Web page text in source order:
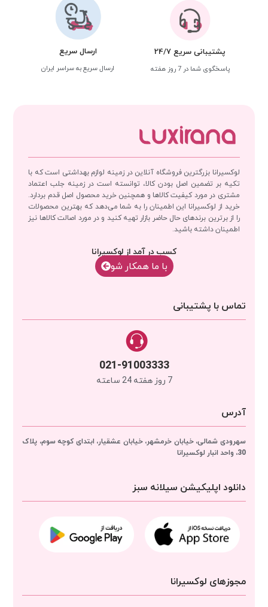
پشتیبانی سریع 24/7
پاسخگوی شما در 7 روز هفته
ارسال سریع
ارسال سریع به سراسر ایران
لوکسیرانا بزرگترین فروشگاه آنلاین در زمینه لوازم بهداشتی است که با
تکیه بر تضمین اصل بودن کالا، توانسته است در زمینه جلب اعتماد
مشتری در مورد کیفیت کالاها و همچنین خرید محصول اصل قدم بردارد.
خرید از لوکسیرانا این اطمینان را به شما می‌دهد که بهترین محصولات
را از برترین برندهای حال حاضر بازار تهیه کنید و در مورد اصالت کالاها نیز
اطمینان داشته باشید.
کسب در آمد از لوکسیرانا
با‌‌ ما همکار شو
تماس با پشتیبانی
021-91003333
7 روز هفته 24 ساعته
آدرس
سهرودی شمالی، خیابان خرمشهر، خیابان عشقیار، ابتدای کوچه سوم، پلاک
30، واحد انبار
لوکسیرانا
دانلود اپلیکیشن سیلانه سبز
مجوزهای لوکسیرانا